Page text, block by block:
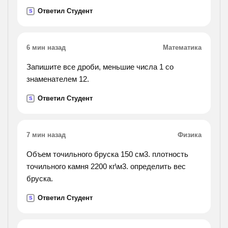
S Ответил Студент
6 мин назад Математика
Запишите все дроби, меньшие числа 1 со
знаменателем 12.
S Ответил Студент
7 мин назад Физика
Объем точильного бруска 150 см3. плотность
точильного камня 2200 кг\м3. определить вес
бруска.
S Ответил Студент